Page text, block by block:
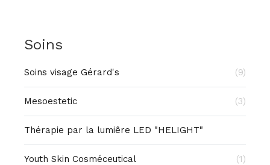
Soins
Soins visage Gérard's (9)
Mesoestetic (3)
Thérapie par la lumiêre LED "HELIGHT"
Youth Skin Cosméceutical (1)